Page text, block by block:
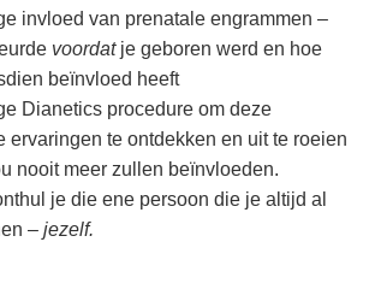
invloed van prenatale engrammen –
voordatje geboren werd en hoe
beïnvloed heeft
Dianetics procedure om deze
ervaringen te ontdekken en uit te roeien
nooit meer zullen beïnvloeden.
je die ene persoon die je altijd al
– jezelf.